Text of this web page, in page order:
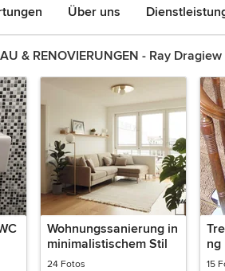
Über uns
& RENOVIERUNGEN - Ray Dragiew
Wohnungssanierung in
minimalistischem Stil
24 Fotos
ng
15